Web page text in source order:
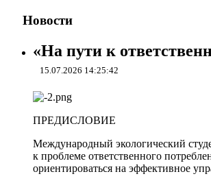
Новости
«На пути к
15.07.2026 14:25:42
ПРЕДИСЛОВИЕ
Международный экологический
к проблеме ответственного
ориентироваться на эффективное